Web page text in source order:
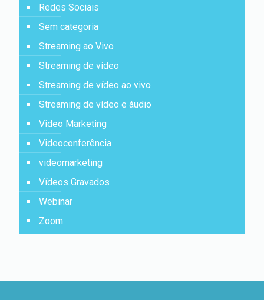
Redes Sociais
Sem categoria
Streaming ao Vivo
Streaming de vídeo
Streaming de vídeo ao vivo
Streaming de vídeo e áudio
Video Marketing
Videoconferência
videomarketing
Vídeos Gravados
Webinar
Zoom